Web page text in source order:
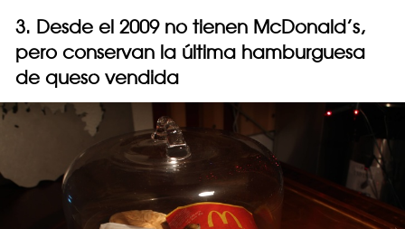
3. Desde el 2009 no tienen McDonald’s,
pero conservan la última hamburguesa
de queso vendida